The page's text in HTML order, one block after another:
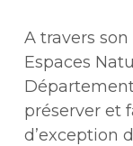
A travers
Espaces
préserver et
d’exception